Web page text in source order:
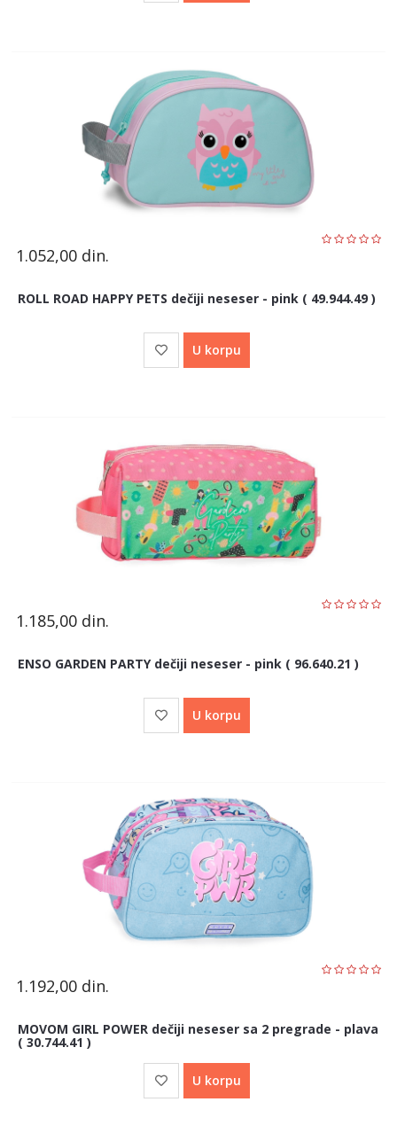
1.052,00 din.
ROLL ROAD HAPPY PETS dečiji neseser - pink ( 49.944.49 )
U korpu
1.185,00 din.
ENSO GARDEN PARTY dečiji neseser - pink ( 96.640.21 )
U korpu
1.192,00 din.
MOVOM GIRL POWER dečiji neseser sa 2 pregrade - plava
( 30.744.41 )
U korpu